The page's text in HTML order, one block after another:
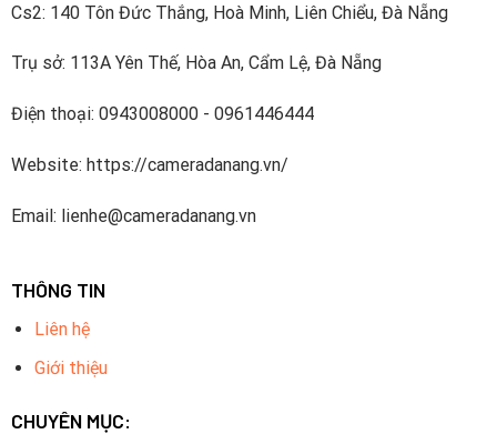
Cs2: 140 Tôn Đức Thắng, Hoà Minh, Liên Chiểu, Đà Nẵng
Trụ sở: 113A Yên Thế, Hòa An, Cẩm Lệ, Đà Nẵng
Điện thoại: 0943008000 - 0961446444
Website: https://cameradanang.vn/
Email: lienhe@cameradanang.vn
THÔNG TIN
Liên hệ
Giới thiệu
CHUYÊN MỤC: